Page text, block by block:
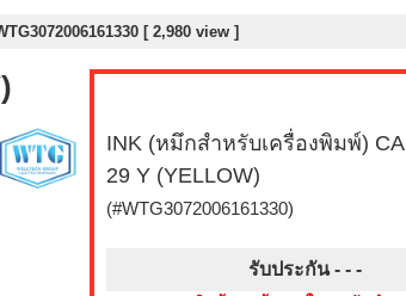
[ 2,980 view ]
INK (หมึกสำหรับเครื่องพิมพ์)
29 Y (YELLOW)
(#WTG3072006161330)
รับประกัน - - -